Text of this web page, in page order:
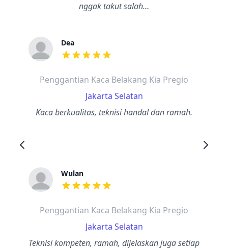
nggak takut salah…
Dea
dari ulasan adalah bintang lima
Penggantian Kaca Belakang Kia Pregio
Jakarta Selatan
Kaca berkualitas, teknisi handal dan ramah.
Wulan
dari ulasan adalah bintang lima
Penggantian Kaca Belakang Kia Pregio
Jakarta Selatan
Teknisi kompeten, ramah, dijelaskan juga setiap